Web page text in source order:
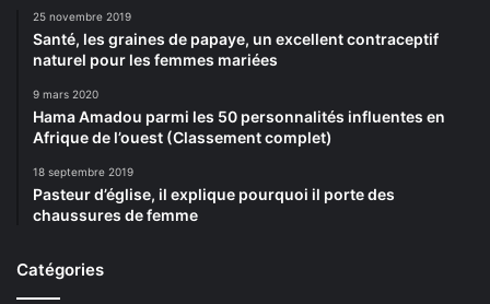
25 novembre 2019
Santé, les graines de papaye, un excellent contraceptif
naturel pour les femmes mariées
9 mars 2020
Hama Amadou parmi les 50 personnalités influentes en
Afrique de l’ouest (Classement complet)
18 septembre 2019
Pasteur d’église, il explique pourquoi il porte des
chaussures de femme
Catégories